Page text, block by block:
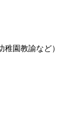
園教諭など）